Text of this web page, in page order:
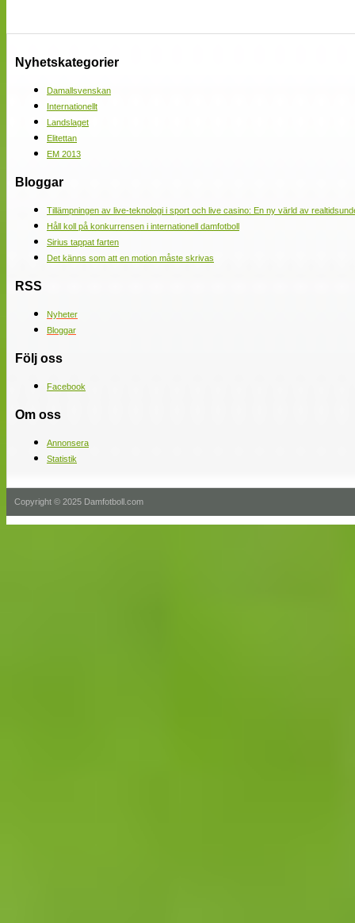
Nyhetskategorier
Damallsvenskan
Internationellt
Landslaget
Elitettan
EM 2013
Bloggar
Tillämpningen av live-teknologi i sport och live casino: En ny värld av
Håll koll på konkurrensen i internationell damfotboll
Sirius tappat farten
Det känns som att en motion måste skrivas
RSS
Nyheter
Bloggar
Följ oss
Facebook
Om oss
Annonsera
Statistik
Copyright © 2025 Damfotboll.com